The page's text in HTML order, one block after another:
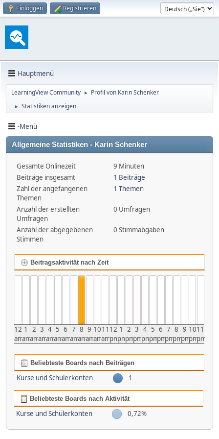
Einloggen Registrieren
Hauptmenü
LearningView Community ► Profil von Karin Schenker
► Statistiken anzeigen
-Menü
Allgemeine Statistiken - Karin Schenker
Gesamte Onlinezeit
9 Minuten
Beiträge insgesamt
1 Beiträge
Zahl der angefangenen
Themen
1 Themen
Anzahl der erstellten
Umfragen
0 Umfragen
Anzahl der abgegebenen
Stimmen
0 Stimmabgaben
Beitragsaktivität nach Zeit
12
am
1
am
2
am
3
am
4
am
5
am
6
am
7
am
8
am
9
am
10
am
11
am
12
pm
1
pm
2
pm
3
pm
4
pm
5
pm
6
pm
7
pm
8
pm
9
pm
10
pm
11
pm
Beliebteste Boards nach Beiträgen
Kurse und Schülerkonten 1
Beliebteste Boards nach Aktivität
Kurse und Schülerkonten 0,72%